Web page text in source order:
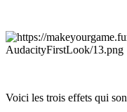
Voici les trois effets qui